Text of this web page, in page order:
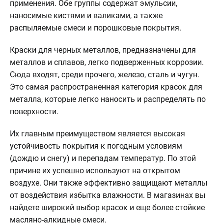
применения. Обе группы содержат эмульсии,
наносимые кистями и валиками, а также
распыляемые смеси и порошковые покрытия.
Краски для черных металлов, предназначены для
металлов и сплавов, легко подверженных коррозии.
Сюда входят, среди прочего, железо, сталь и чугун.
Это самая распространенная категория красок для
металла, которые легко наносить и распределять по
поверхности.
Их главным преимуществом является высокая
устойчивость покрытия к погодным условиям
(дождю и снегу) и перепадам температур. По этой
причине их успешно используют на открытом
воздухе. Они также эффективно защищают металлы
от воздействия избытка влажности. В магазинах вы
найдете широкий выбор красок и еще более стойкие
масляно-алкидные смеси.